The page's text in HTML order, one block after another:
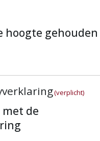
hoogte
(verplicht)
met de